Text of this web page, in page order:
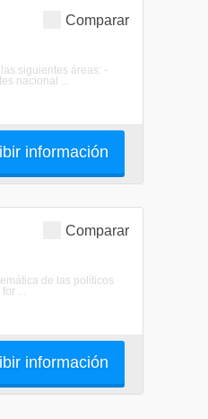
Comparar
siguientes áreas: -
nacional ...
información
Comparar
de las políticos
...
información